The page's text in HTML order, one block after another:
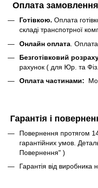
Оплата замовлення
Готівкою. Оплата
складі транспотрної
Онлайн оплата .
Безготівковий
рахунок ( для Юр. та
Оплата частинами:
Гарантія і
Повернення протягом
гарантійних умов.
Повернення" )
Гарантія від виробника